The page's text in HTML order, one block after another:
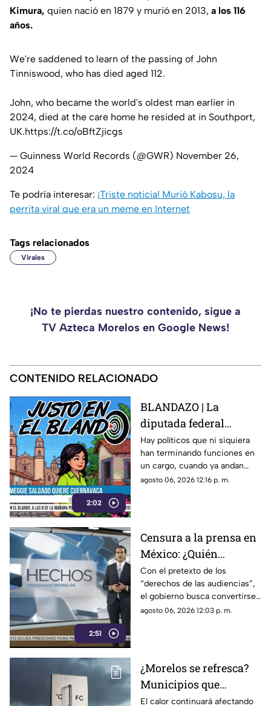
Kimura, quien nació en 1879 y murió en 2013, a los 116
años.
We're saddened to learn of the passing of John
Tinniswood, who has died aged 112.
John, who became the world's oldest man earlier in
2024, died at the care home he resided at in Southport,
UK.https://t.co/oBftZjicgs
— Guinness World Records (@GWR) November 26,
2024
Te podría interesar: ¡Triste noticia! Murió Kabosu, la
perrita viral que era un meme en Internet
Tags relacionados
Virales
¡No te pierdas nuestro contenido, sigue a
TV Azteca Morelos en Google News!
CONTENIDO RELACIONADO
2:02
BLANDAZO | La
diputada federal
Meggie Salgado ya
anda en modo
precampaña en
Cuernavaca
Hay políticos que ni siquiera
han terminando funciones en
un cargo, cuando ya andan
pensando en brincar al otro.
agosto 06, 2026 12:16 p. m.
2:51
Censura a la prensa en
México: ¿Quién
sancionará las
mentiras oficiales del
gobierno?
Con el pretexto de los
“derechos de las audiencias”,
el gobierno busca convertirse
en el árbitro supremo de la
agosto 06, 2026 12:03 p. m.
¿Morelos se refresca?
Municipios que
presentarán
El calor continuará afectando